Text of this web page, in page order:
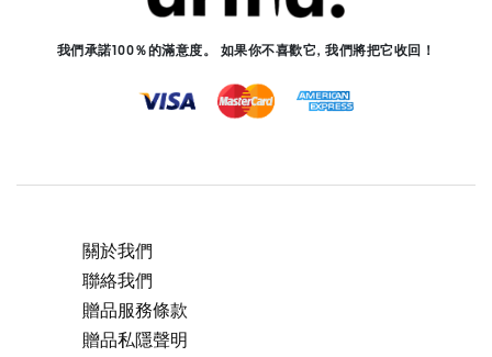
我們承諾100％的滿意度。 如果你不喜歡它, 我們將把它收回！
關於我們
聯絡我們
贈品服務條款
贈品私隱聲明